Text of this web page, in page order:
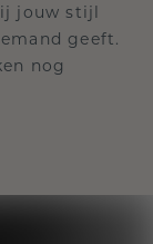
jouw stijl
geeft.
nog